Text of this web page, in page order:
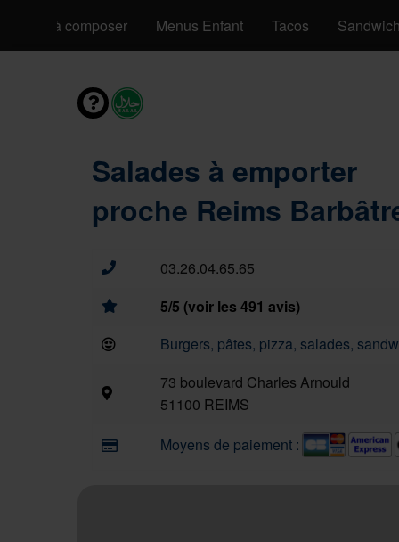
Pizzas à composer Menus Enfant Tacos
Salades à emporter
proche Reims
03.26.04.65.65
5/5 (voir les 491 avis)
Burgers, pâtes, pizza, salades,
73 boulevard Charles Arnould
51100 REIMS
Moyens de paiement :